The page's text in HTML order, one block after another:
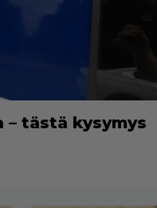
tästä kysymys